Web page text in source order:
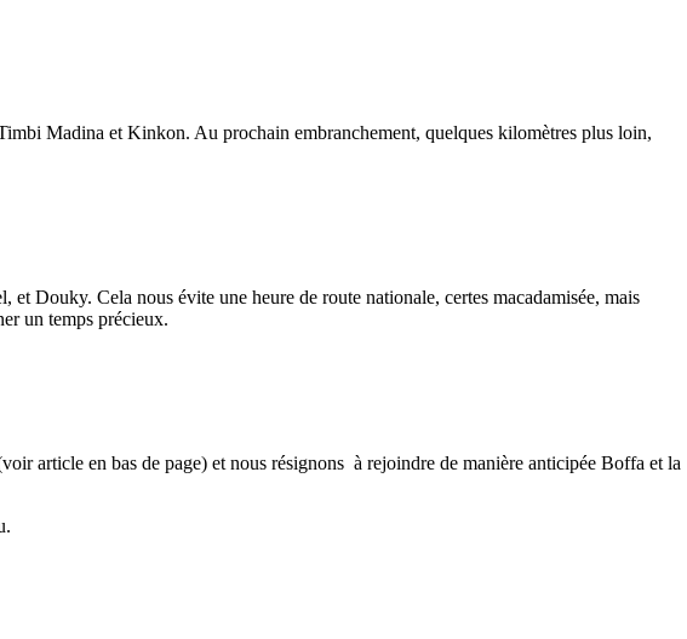
Madina et Kinkon. Au prochain embranchement, quelques kilomètres plus loin,
et Douky. Cela nous évite une heure de route nationale, certes macadamisée, mais
un temps précieux.
article en bas de page) et nous résignons à rejoindre de manière anticipée Boffa et la